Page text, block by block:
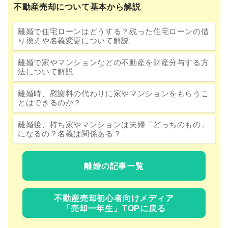
不動産売却について基本から解説
離婚で住宅ローンはどうする？残った住宅ローンの借
り換えや名義変更について解説
離婚で家やマンションなどの不動産を財産分与する方
法について解説
離婚時、慰謝料の代わりに家やマンションをもらうこ
とはできるのか？
離婚後、持ち家やマンションは夫婦「どっちのもの」
になるの？名義は関係ある？
離婚の記事一覧
不動産売却初心者向けメディア
「売却一年生」TOPに戻る